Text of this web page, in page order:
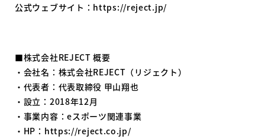
公式ウェブサイト： https://reject.jp/
■株式会社REJECT 概要
・会社名：株式会社REJECT（リジェクト）
・代表者：代表取締役 甲山翔也
・設立：2018年12月
・事業内容：eスポーツ関連事業
・HP： https://reject.co.jp/